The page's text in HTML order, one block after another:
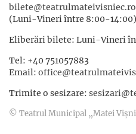
bilete@teatrulmateivisniec.ro
(Luni-Vineri între 8:00-14:00)
Eliberări bilete: Luni-Vineri
Tel: +40 751057883
Email:
Trimite o sesizare:
© Teatrul Municipal „Matei